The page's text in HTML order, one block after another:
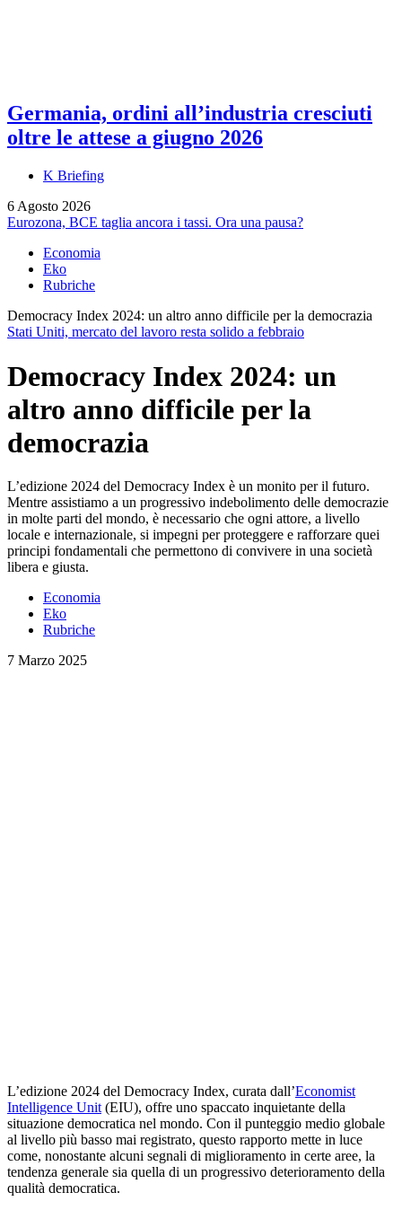
Germania, ordini all’industria cresciuti
oltre le attese a giugno 2026
K Briefing
6 Agosto 2026
Eurozona, BCE taglia ancora i tassi. Ora una pausa?
Economia
Eko
Rubriche
Democracy Index 2024: un altro anno difficile per la democrazia
Stati Uniti, mercato del lavoro resta solido a febbraio
Democracy Index 2024: un
altro anno difficile per la
democrazia
L’edizione 2024 del Democracy Index è un monito per il futuro.
Mentre assistiamo a un progressivo indebolimento delle democrazie
in molte parti del mondo, è necessario che ogni attore, a livello
locale e internazionale, si impegni per proteggere e rafforzare quei
principi fondamentali che permettono di convivere in una società
libera e giusta.
Economia
Eko
Rubriche
7 Marzo 2025
L’edizione 2024 del Democracy Index, curata dall’Economist
Intelligence Unit (EIU), offre uno spaccato inquietante della
situazione democratica nel mondo. Con il punteggio medio globale
al livello più basso mai registrato, questo rapporto mette in luce
come, nonostante alcuni segnali di miglioramento in certe aree, la
tendenza generale sia quella di un progressivo deterioramento della
qualità democratica.